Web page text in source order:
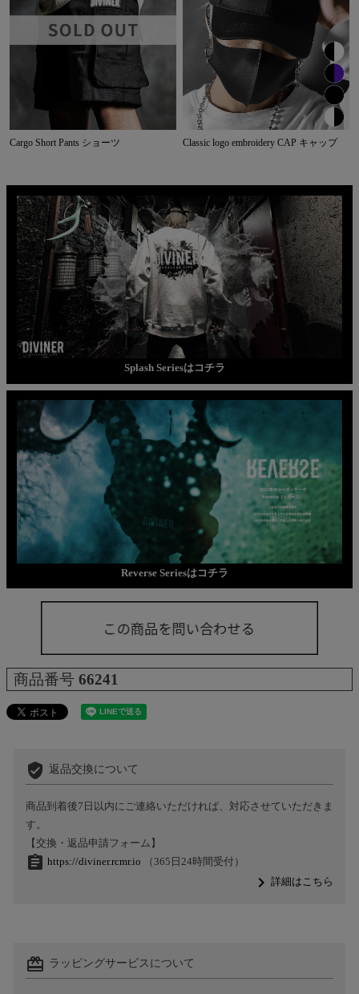
Cargo Short Pants ショーツ Classic logo embroidery CAP キャップ
Splash Seriesはコチラ
Reverse Seriesはコチラ
商品番号 66241
verified_user 返品交換について
商品到着後7日以内にご連絡いただければ、対応させていただきま
す。
【交換・返品申請フォーム】
assignment https://diviner.rcmr.io （365日24時間受付）
navigate_next詳細はこちら
card_giftcard ラッピングサービスについて